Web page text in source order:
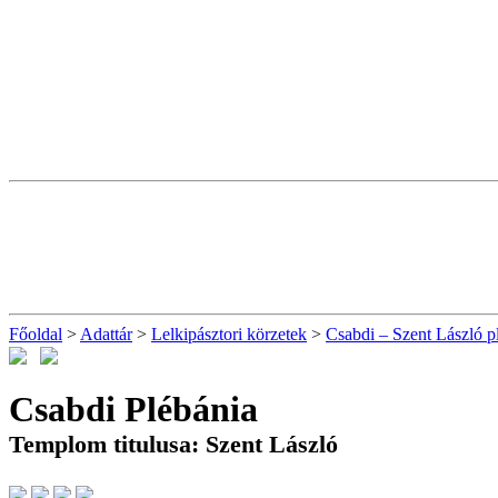
Főoldal > Adattár> Lelkipásztori körzetek > Csabdi – Szent László
Csabdi Plébánia
Templom titulusa: Szent László